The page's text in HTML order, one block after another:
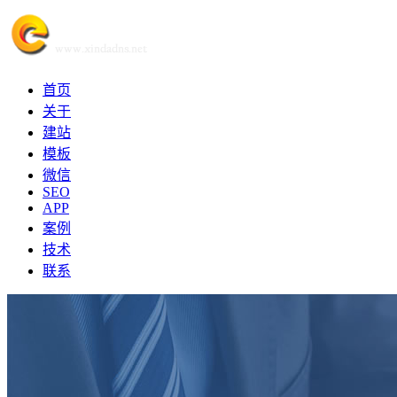
首页
关于
建站
模板
微信
SEO
APP
案例
技术
联系